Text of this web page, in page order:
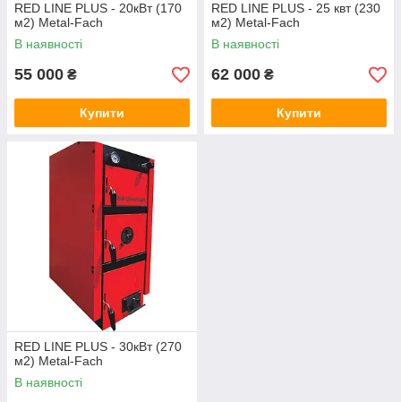
RED LINE PLUS - 20кВт (170
м2) Metal-Fach
В наявності
55 000 ₴
Купити
RED LINE PLUS - 25 квт (230
м2) Metal-Fach
В наявності
62 000 ₴
Купити
RED LINE PLUS - 30кВт (270
м2) Metal-Fach
В наявності